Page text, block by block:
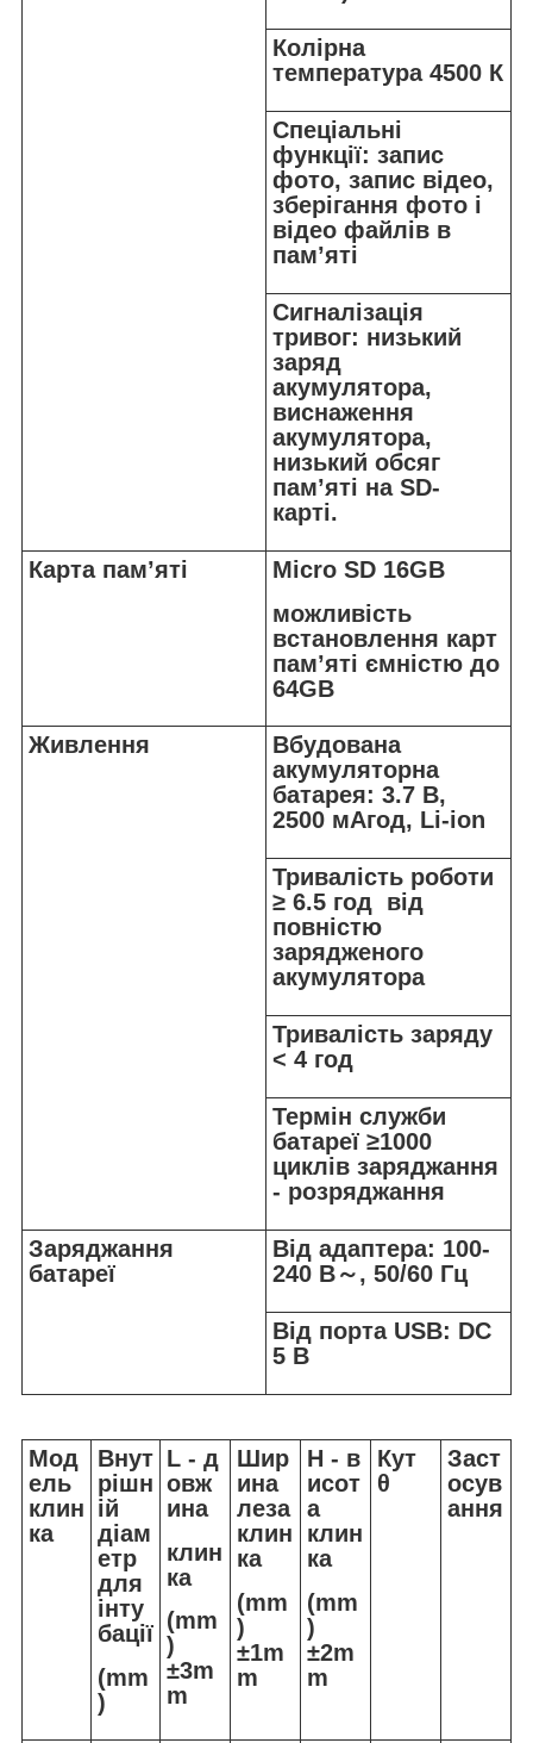
Колірна
температура 4500 К
Спеціальні
функції: запис
фото, запис відео,
зберігання фото і
відео файлів в
пам’яті
Сигналізація
тривог: низький
заряд
акумулятора,
виснаження
акумулятора,
низький обсяг
пам’яті на SD-
карті.
Карта пам’яті
Micro SD 16GB
можливість
встановлення карт
пам’яті ємністю до
64GB
Живлення
Вбудована
акумуляторна
батарея: 3.7 В,
2500 мАгод, Li-ion
Тривалість роботи
≥ 6.5 год від
повністю
зарядженого
акумулятора
Тривалість заряду
< 4 год
Термін служби
батареї ≥1000
циклів заряджання
- розряджання
Заряджання
батареї
Від адаптера: 100-
240 В～, 50/60 Гц
Від порта USB: DC
5 В
Мод
ель
клин
ка
Внут
рішн
ій
діам
етр
для
інту
бації
(mm
)
L - д
овж
ина
клин
ка
(mm
)
±3m
m
Шир
ина
леза
клин
ка
(mm
)
±1m
m
H - в
исот
а
клин
ка
(mm
)
±2m
m
Кут
θ
Заст
осув
ання